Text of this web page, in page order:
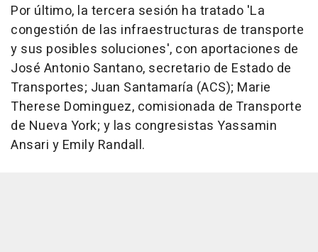
Por último, la tercera sesión ha tratado 'La
congestión de las infraestructuras de transporte
y sus posibles soluciones', con aportaciones de
José Antonio Santano, secretario de Estado de
Transportes; Juan Santamaría (ACS); Marie
Therese Dominguez, comisionada de Transporte
de Nueva York; y las congresistas Yassamin
Ansari y Emily Randall.